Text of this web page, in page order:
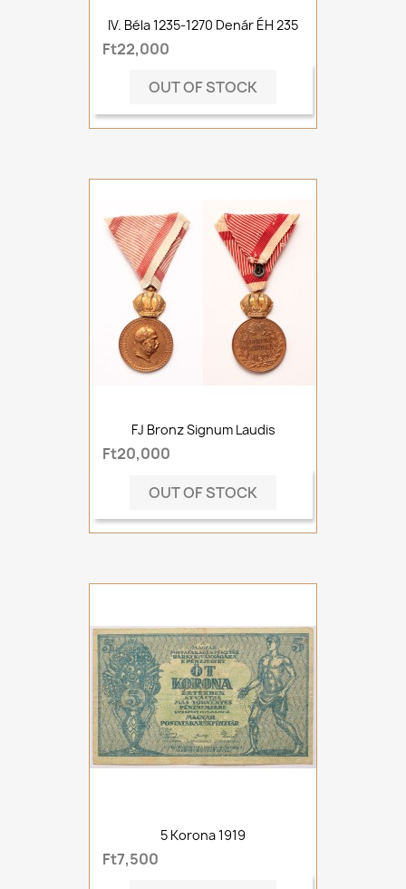
IV. Béla 1235-1270 Denár ÉH 235
Ft22,000
OUT OF STOCK
FJ Bronz Signum Laudis
Ft20,000
OUT OF STOCK
5 Korona 1919
Ft7,500